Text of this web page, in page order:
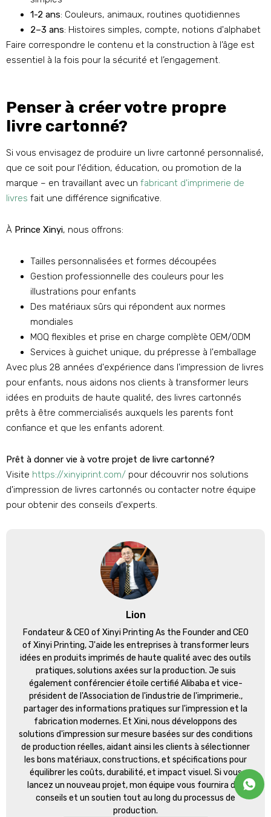
1-2 ans: Couleurs, animaux, routines quotidiennes
2–3 ans: Histoires simples, compte, notions d'alphabet
Faire correspondre le contenu et la construction à l’âge est
essentiel à la fois pour la sécurité et l’engagement.
Penser à créer votre propre
livre cartonné?
Si vous envisagez de produire un livre cartonné personnalisé,
que ce soit pour l'édition, éducation, ou promotion de la
marque – en travaillant avec un fabricant d'imprimerie de
livres fait une différence significative.
À Prince Xinyi, nous offrons:
Tailles personnalisées et formes découpées
Gestion professionnelle des couleurs pour les
illustrations pour enfants
Des matériaux sûrs qui répondent aux normes
mondiales
MOQ flexibles et prise en charge complète OEM/ODM
Services à guichet unique, du prépresse à l'emballage
Avec plus 28 années d'expérience dans l'impression de livres
pour enfants, nous aidons nos clients à transformer leurs
idées en produits de haute qualité, des livres cartonnés
prêts à être commercialisés auxquels les parents font
confiance et que les enfants adorent.
Prêt à donner vie à votre projet de livre cartonné?
Visite https://xinyiprint.com/ pour découvrir nos solutions
d'impression de livres cartonnés ou contacter notre équipe
pour obtenir des conseils d'experts.
Lion
Fondateur &CEO of Xinyi Printing As the Founder and CEO
of Xinyi Printing, J'aide les entreprises à transformer leurs
idées en produits imprimés de haute qualité avec des outils
pratiques, solutions axées sur la production. Je suis
également conférencier étoile certifié Alibaba et vice-
président de l'Association de l'industrie de l'imprimerie.,
partager des informations pratiques sur l'impression et la
fabrication modernes. Et Xini, nous développons des
solutions d'impression sur mesure basées sur des conditions
de production réelles, aidant ainsi les clients à sélectionner
les bons matériaux, constructions, et spécifications pour
équilibrer les coûts, durabilité, et impact visuel. Si vous
lancez un nouveau projet, mon équipe vous fournira des
conseils et un soutien tout au long du processus de
production.